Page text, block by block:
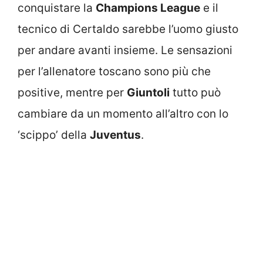
conquistare la Champions League e il
tecnico di Certaldo sarebbe l’uomo giusto
per andare avanti insieme. Le sensazioni
per l’allenatore toscano sono più che
positive, mentre per Giuntoli tutto può
cambiare da un momento all’altro con lo
‘scippo’ della Juventus.